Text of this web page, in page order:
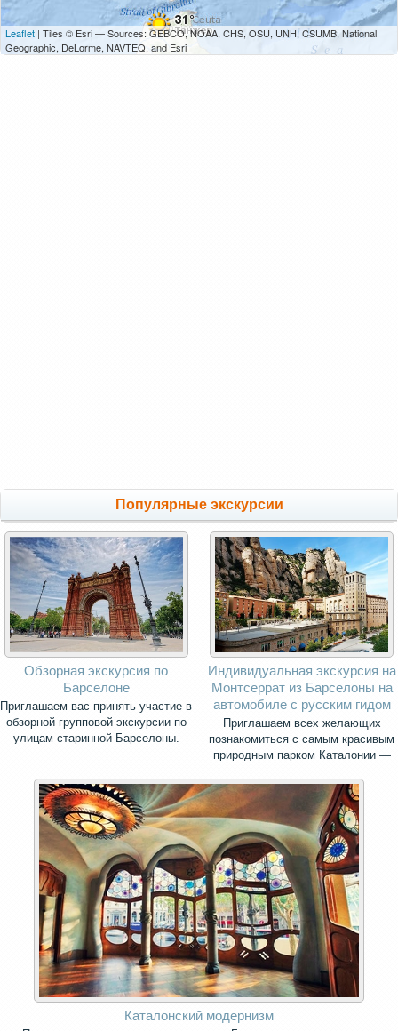
Leaflet | Tiles © Esri — Sources: GEBCO, NOAA, CHS, OSU, UNH, CSUMB, National
Geographic, DeLorme, NAVTEQ, and Esri
Популярные экскурсии
Обзорная экскурсия по
Барселоне
Приглашаем вас принять участие в
обзорной групповой экскурсии по
улицам старинной Барселоны.
Индивидуальная экскурсия на
Монтсеррат из Барселоны на
автомобиле с русским гидом
Приглашаем всех желающих
познакомиться с самым красивым
природным парком Каталонии —
Каталонский модернизм